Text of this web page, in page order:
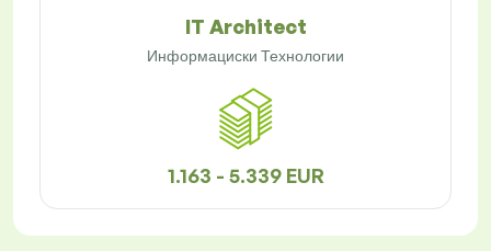
IT Architect
Информациски Технологии
1.163 - 5.339 EUR